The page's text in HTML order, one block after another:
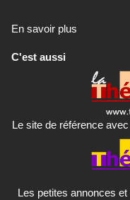
En savoir plus
C'est aussi
Le site de référence
Les petites annonces